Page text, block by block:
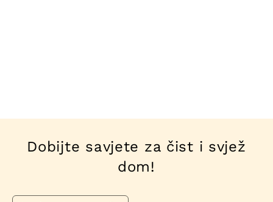
Dobijte savjete za čist i svjež
dom!